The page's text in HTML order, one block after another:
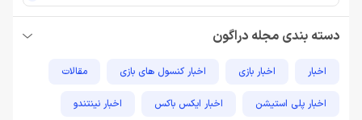
دسته بندی مجله دراگون
اخبار اخبار بازی اخبار کنسول های بازی مقالات
اخبار پلی استیشن اخبار ایکس باکس اخبار نینتندو